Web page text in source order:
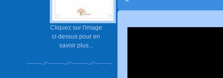
Cliquez sur l'image
ci-dessus pour en
savoir plus...